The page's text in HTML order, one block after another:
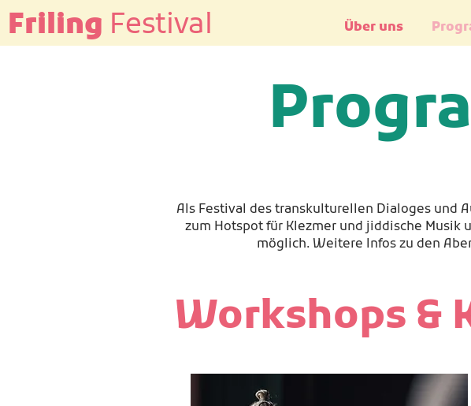
Friling Festival Über uns
Als Festival des transkulturellen Dialoges und
zum Hotspot für Klezmer und jiddische Musik
möglich. Weitere Infos zu den
Workshops &